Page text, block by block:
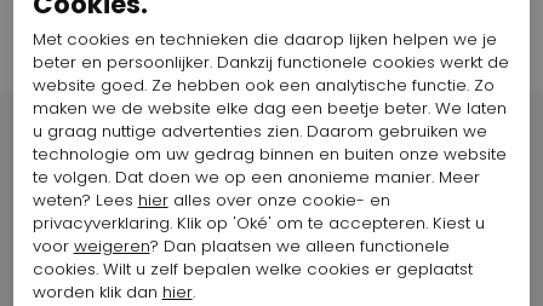
Winkels
Arnhem
Met cookies en technieken die daarop lijken helpen we je
beter en persoonlijker. Dankzij functionele cookies werkt de
website goed. Ze hebben ook een analytische functie. Zo
maken we de website elke dag een beetje beter. We laten
u graag nuttige advertenties zien. Daarom gebruiken we
technologie om uw gedrag binnen en buiten onze website
te volgen. Dat doen we op een anonieme manier. Meer
weten? Lees hieralles over onze cookie- en
privacyverklaring. Klik op 'Oké' om te accepteren. Kiest u
voor weigeren? Dan plaatsen we alleen functionele
cookies. Wilt u zelf bepalen welke cookies er geplaatst
worden klik dan hier.